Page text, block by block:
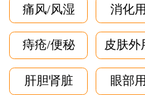
痛风/风湿 消化
痔疮/便秘 皮肤外
肝胆肾脏 眼部